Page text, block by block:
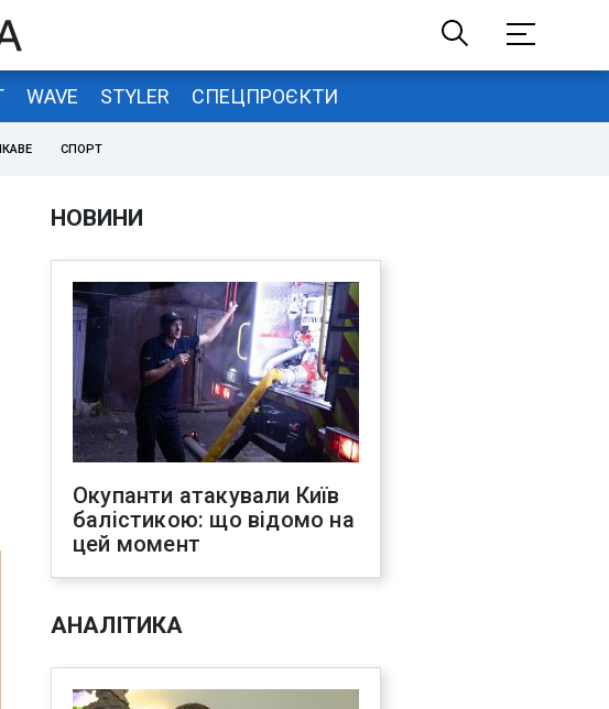
WAVE STYLER СПЕЦПРОЄКТИ
СПОРТ
НОВИНИ
Окупанти атакували Київ
балістикою: що відомо на
цей момент
АНАЛІТИКА